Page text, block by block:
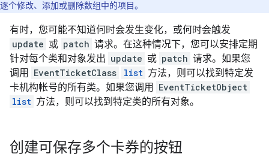
逐个修改、添加或删除数组中的项目。
有时，您可能不知道何时会发生变化，或何时会触发
update 或 patch 请求。在这种情况下，您可以安排定期
针对每个类和对象发出 update 或 patch 请求。如果您
调用
EventTicketClass list 方法，则可以找到特定发
卡机构帐号的所有类。如果您调用
EventTicketObject
list 方法，则可以找到特定类的所有对象。
创建可保存多个卡券的按钮